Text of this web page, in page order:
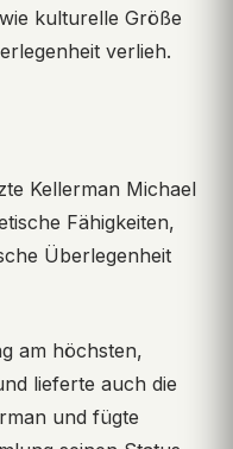
kulturelle Größe
verlieh.
Kellerman Michael
Fähigkeiten,
Überlegenheit
am höchsten,
lieferte auch die
und fügte